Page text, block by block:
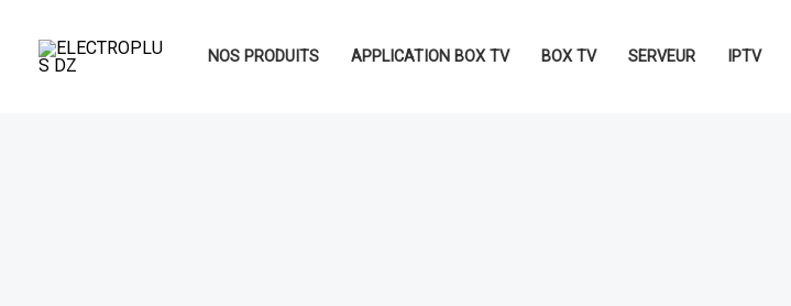
contenu
NOS PRODUITS APPLICATION BOX TV BOX TV SERVEUR IPTV